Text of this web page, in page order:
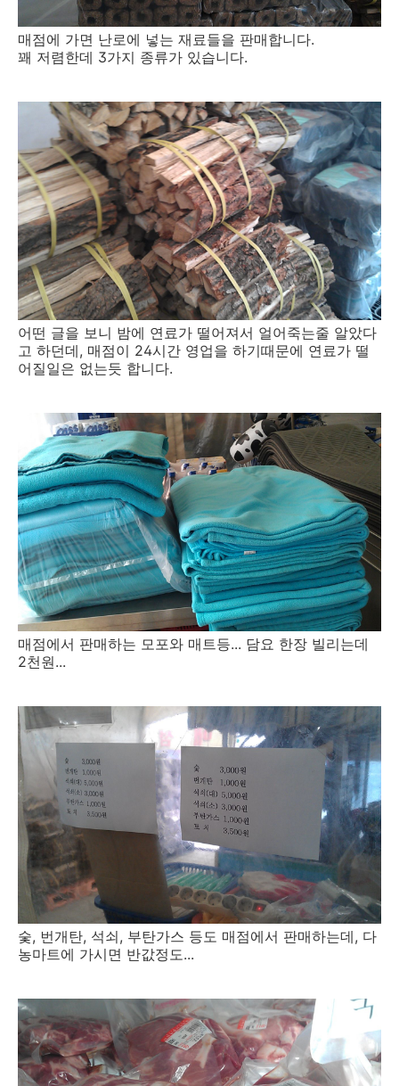
매점에 가면 난로에 넣는 재료들을 판매합니다.
꽤 저렴한데 3가지 종류가 있습니다.
어떤 글을 보니 밤에 연료가 떨어져서 얼어죽는줄 알았다
고 하던데, 매점이 24시간 영업을 하기때문에 연료가 떨
어질일은 없는듯 합니다.
매점에서 판매하는 모포와 매트등... 담요 한장 빌리는데
2천원...
숯, 번개탄, 석쇠, 부탄가스 등도 매점에서 판매하는데, 다
농마트에 가시면 반값정도...